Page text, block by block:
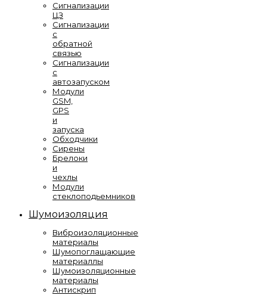
Сигнализации
ЦЗ
Сигнализации
с
обратной
связью
Сигнализации
с
автозапуском
Модули
GSM,
GPS
и
запуска
Обходчики
Сирены
Брелоки
и
чехлы
Модули
стеклоподьемников
Шумоизоляция
Виброизоляционные
материалы
Шумопоглащающие
материаллы
Шумоизоляционные
материалы
Антискрип